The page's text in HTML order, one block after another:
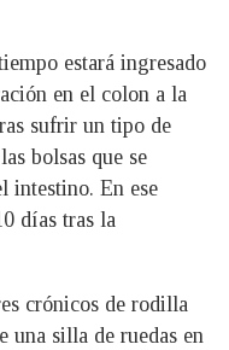
estará ingresado
en el colon a la
sufrir un tipo de
bolsas que se
intestino. En ese
días tras la
crónicos de rodilla
una silla de ruedas en